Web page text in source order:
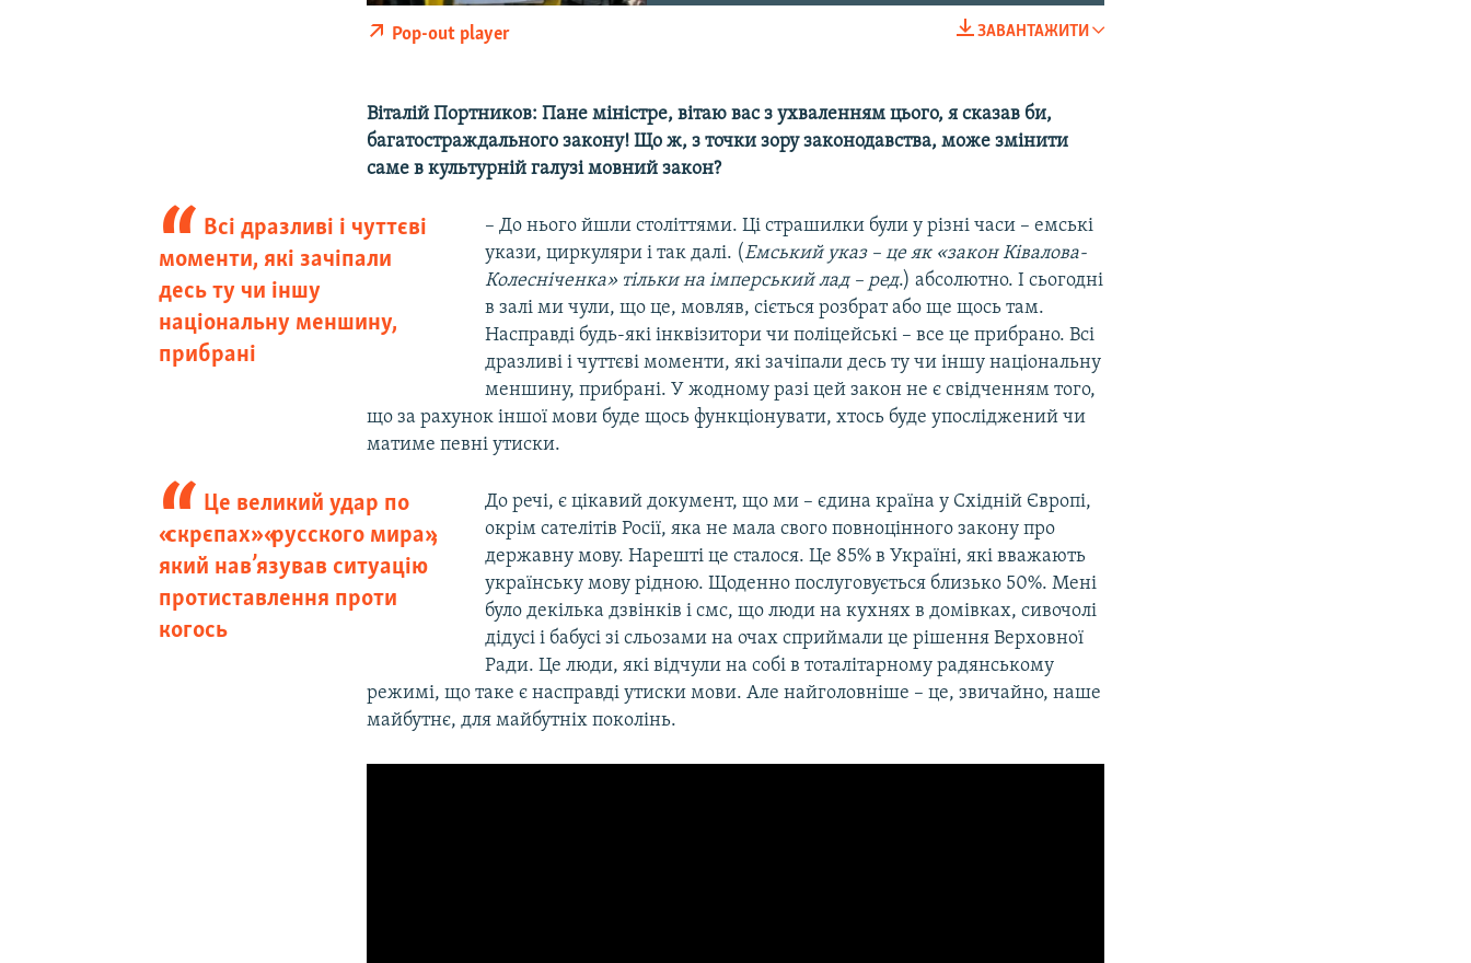
ЗАВАНТАЖИТИ
Pop-out player
Віталій Портников: Пане міністре, вітаю вас з ухваленням цього, я сказав би,
багатостраждального закону! Що ж, з точки зору законодавства, може змінити
саме в культурній галузі мовний закон?
Всі дразливі і чуттєві
моменти, які зачіпали
десь ту чи іншу
національну меншину,
прибрані
– До нього йшли століттями. Ці страшилки були у різні часи – емські
укази, циркуляри і так далі. (Емський указ – це як «закон Ківалова-
Колесніченка» тільки на імперський лад – ред.) абсолютно. І сьогодні
в залі ми чули, що це, мовляв, сіється розбрат або ще щось там.
Насправді будь-які інквізитори чи поліцейські – все це прибрано. Всі
дразливі і чуттєві моменти, які зачіпали десь ту чи іншу національну
меншину, прибрані. У жодному разі цей закон не є свідченням того,
що за рахунок іншої мови буде щось функціонувати, хтось буде упосліджений чи
матиме певні утиски.
Це великий удар по
«скрєпах» «русского мира»,
який нав’язував ситуацію
протиставлення проти
когось
До речі, є цікавий документ, що ми – єдина країна у Східній Європі,
окрім сателітів Росії, яка не мала свого повноцінного закону про
державну мову. Нарешті це сталося. Це 85% в Україні, які вважають
українську мову рідною. Щоденно послуговується близько 50%. Мені
було декілька дзвінків і смс, що люди на кухнях в домівках, сивочолі
дідусі і бабусі зі сльозами на очах сприймали це рішення Верховної
Ради. Це люди, які відчули на собі в тоталітарному радянському
режимі, що таке є насправді утиски мови. Але найголовніше – це, звичайно, наше
майбутнє, для майбутніх поколінь.